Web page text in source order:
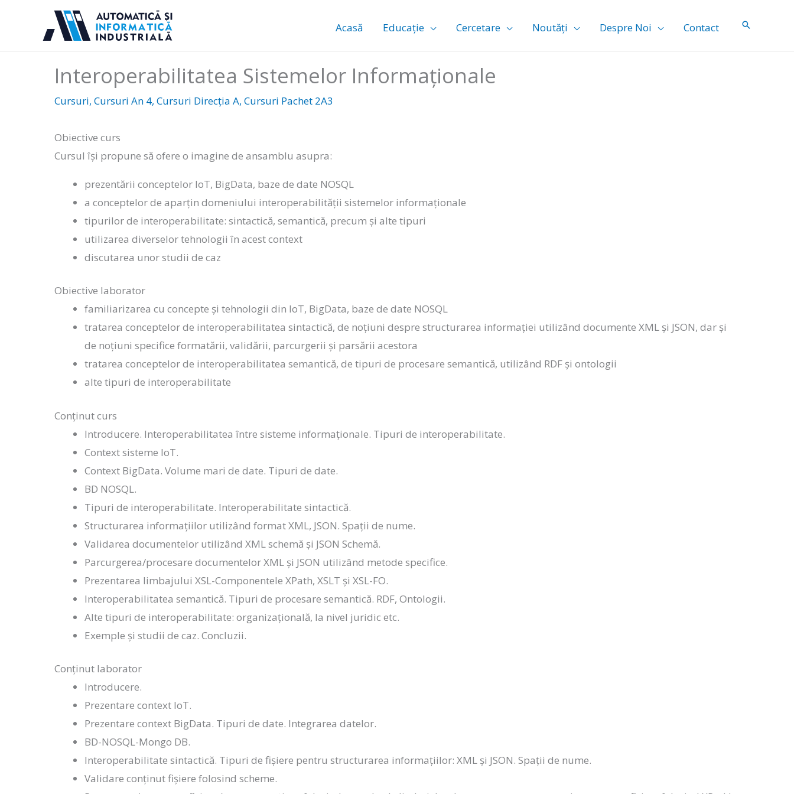
Acasă Educație Cercetare Noutăți Despre Noi Contact
Interoperabilitatea Sistemelor Informaționale
Cursuri, Cursuri An 4, Cursuri Direcția A, Cursuri Pachet 2A3
Obiective curs
Cursul își propune să ofere o imagine de ansamblu asupra:
prezentării conceptelor IoT, BigData, baze de date NOSQL
a conceptelor de aparțin domeniului interoperabilității sistemelor informaționale
tipurilor de interoperabilitate: sintactică, semantică, precum și alte tipuri
utilizarea diverselor tehnologii în acest context
discutarea unor studii de caz
Obiective laborator
familiarizarea cu concepte și tehnologii din IoT, BigData, baze de date NOSQL
tratarea conceptelor de interoperabilitatea sintactică, de noțiuni despre structurarea informației utilizând documente XML și JSON, dar și
de noțiuni specifice formatării, validării, parcurgerii și parsării acestora
tratarea conceptelor de interoperabilitatea semantică, de tipuri de procesare semantică, utilizând RDF și ontologii
alte tipuri de interoperabilitate
Conținut curs
Introducere. Interoperabilitatea între sisteme informaționale. Tipuri de interoperabilitate.
Context sisteme IoT.
Context BigData. Volume mari de date. Tipuri de date.
BD NOSQL.
Tipuri de interoperabilitate. Interoperabilitate sintactică.
Structurarea informațiilor utilizând format XML, JSON. Spații de nume.
Validarea documentelor utilizând XML schemă și JSON Schemă.
Parcurgerea/procesare documentelor XML și JSON utilizând metode specifice.
Prezentarea limbajului XSL-Componentele XPath, XSLT și XSL-FO.
Interoperabilitatea semantică. Tipuri de procesare semantică. RDF, Ontologii.
Alte tipuri de interoperabilitate: organizațională, la nivel juridic etc.
Exemple și studii de caz. Concluzii.
Conținut laborator
Introducere.
Prezentare context IoT.
Prezentare context BigData. Tipuri de date. Integrarea datelor.
BD-NOSQL-Mongo DB.
Interoperabilitate sintactică. Tipuri de fișiere pentru structurarea informațiilor: XML și JSON. Spații de nume.
Validare conținut fișiere folosind scheme.